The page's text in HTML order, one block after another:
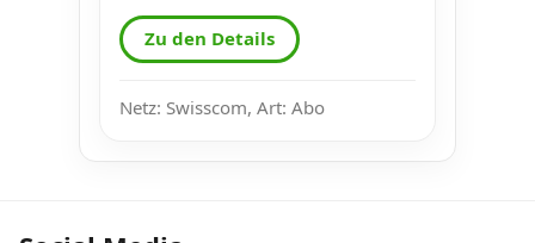
Zu den Details
Netz: Swisscom, Art: Abo